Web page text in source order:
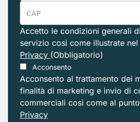
Accetto le condizioni generali
servizio cosi come illustrate
Privacy (Obbligatorio)
Acconsento
Acconsento al trattamento dei
finalità di marketing e invio di
commerciali cosi come al
Privacy